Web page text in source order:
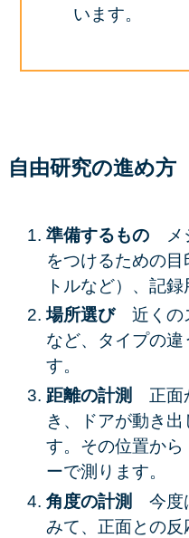
います。
自由研究の進め方
準備するもの
をつけるための
トルなど）、記録
場所選び 近くの
など、タイプの違
す。
距離の計測 正面
き、ドアが動き
す。その位置から
ーで測ります。
角度の計測 今度
みて、正面との反